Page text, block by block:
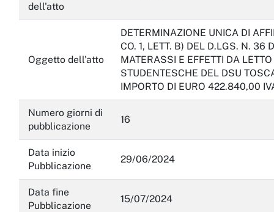
dell'atto
Oggetto dell'atto
DETERMINAZIONE UNICA DI
CO. 1, LETT. B) DEL D.LGS. N. 36
MATERASSI E EFFETTI DA
STUDENTESCHE DEL DSU
IMPORTO DI EURO 422.840,00
Numero giorni di
pubblicazione
16
Data inizio
Pubblicazione
29/06/2024
Data fine
Pubblicazione
15/07/2024